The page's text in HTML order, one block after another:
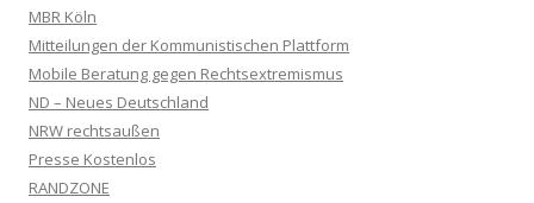
MBR Köln
Mitteilungen der Kommunistischen Plattform
Mobile Beratung gegen Rechtsextremismus
ND – Neues Deutschland
NRW rechtsaußen
Presse Kostenlos
RANDZONE